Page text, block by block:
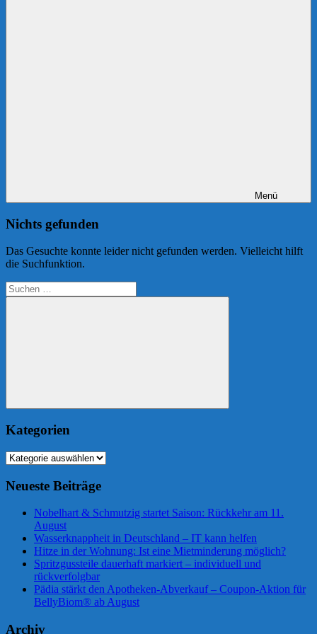
Menü
Nichts gefunden
Das Gesuchte konnte leider nicht gefunden werden. Vielleicht hilft
die Suchfunktion.
Suchen
nach:
Suchen
Kategorien
Kategorien
Neueste Beiträge
Nobelhart & Schmutzig startet Saison: Rückkehr am 11.
August
Wasserknappheit in Deutschland – IT kann helfen
Hitze in der Wohnung: Ist eine Mietminderung möglich?
Spritzgussteile dauerhaft markiert – individuell und
rückverfolgbar
Pädia stärkt den Apotheken-Abverkauf – Coupon-Aktion für
BellyBiom® ab August
Archiv